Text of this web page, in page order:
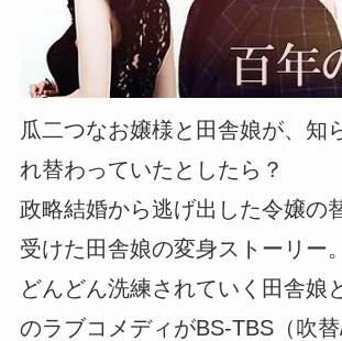
瓜二つなお嬢様と田舎娘が、知
れ替わっていたとしたら？
政略結婚から逃げ出した令嬢の
受けた田舎娘の変身ストーリー。
どんどん洗練されていく田舎娘
のラブコメディがBS-TBS（吹替